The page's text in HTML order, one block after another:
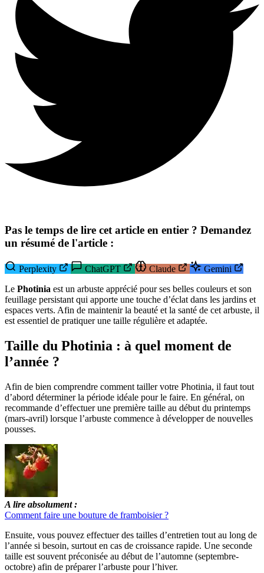
Pas le temps de lire cet article en entier ? Demandez
un résumé de l'article :
Perplexity ChatGPT Claude
Gemini
Le Photinia est un arbuste apprécié pour ses belles couleurs et son
feuillage persistant qui apporte une touche d’éclat dans les jardins et
espaces verts. Afin de maintenir la beauté et la santé de cet arbuste, il
est essentiel de pratiquer une taille régulière et adaptée.
Taille du Photinia : à quel moment de
l’année ?
Afin de bien comprendre comment tailler votre Photinia, il faut tout
d’abord déterminer la période idéale pour le faire. En général, on
recommande d’effectuer une première taille au début du printemps
(mars-avril) lorsque l’arbuste commence à développer de nouvelles
pousses.
A lire absolument :
Comment faire une bouture de framboisier ?
Ensuite, vous pouvez effectuer des tailles d’entretien tout au long de
l’année si besoin, surtout en cas de croissance rapide. Une seconde
taille est souvent préconisée au début de l’automne (septembre-
octobre) afin de préparer l’arbuste pour l’hiver.